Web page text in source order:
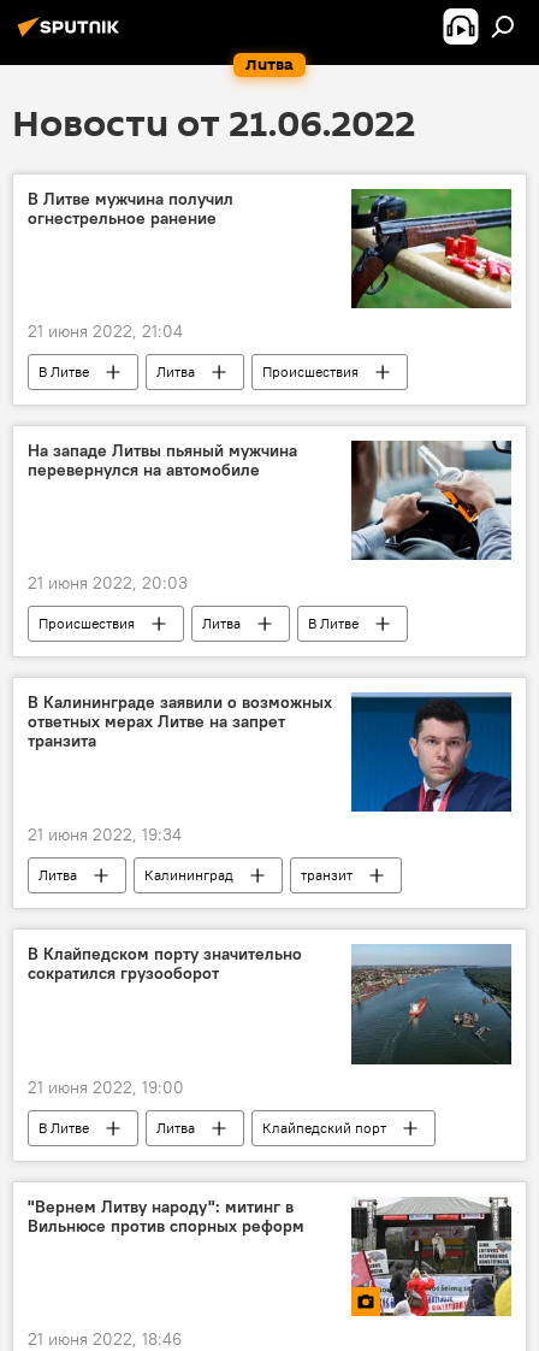
Литва
Новости от 21.06.2022
В Литве мужчина получил
огнестрельное ранение
21 июня 2022, 21:04
В Литве Литва
Происшествия
Общество
На западе Литвы пьяный мужчина
перевернулся на автомобиле
21 июня 2022, 20:03
Происшествия Литва
В Литве
ДТП
авария
автомобиль
пьяный водитель
В Калининграде заявили о возможных
ответных мерах Литве на запрет
транзита
21 июня 2022, 19:34
Литва Калининград
транзит
Антон Алиханов
В Клайпедском порту значительно
сократился грузооборот
21 июня 2022, 19:00
В Литве Литва
Клайпедский порт
грузооборот
Экономика
"Вернем Литву народу": митинг в
Вильнюсе против спорных реформ
21 июня 2022, 18:46